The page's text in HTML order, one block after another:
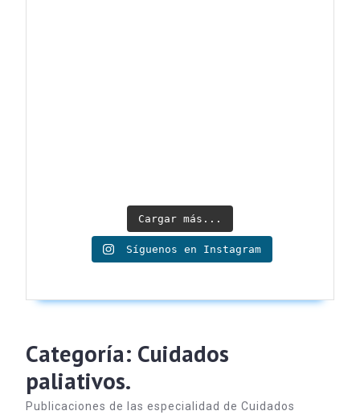
Cargar más...
Síguenos en Instagram
Categoría: Cuidados
paliativos.
Publicaciones de las especialidad de Cuidados